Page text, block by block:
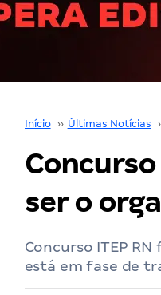
Início ›› Últimas Notícias
ser o
Concurso ITEP
está em fase de